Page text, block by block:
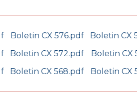
Boletin CX 576.pdf
Boletin CX
Boletin CX 572.pdf
Boletin CX
Boletin CX 568.pdf Boletin CX